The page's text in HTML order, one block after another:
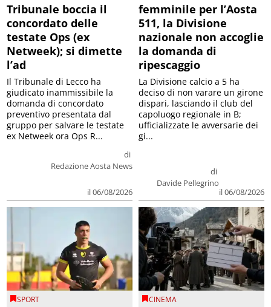
Tribunale boccia il
concordato delle
testate Ops (ex
Netweek); si dimette
l’ad
di
Redazione Aosta News
il 06/08/2026
Il Tribunale di Lecco ha
giudicato inammissibile la
domanda di concordato
preventivo presentata dal
gruppo per salvare le testate
ex Netweek ora Ops R...
femminile per l’Aosta
511, la Divisione
nazionale non accoglie
la domanda di
ripescaggio
di
Davide Pellegrino
il 06/08/2026
La Divisione calcio a 5 ha
deciso di non varare un girone
dispari, lasciando il club del
capoluogo regionale in B;
ufficializzate le avversarie dei
gi...
SPORT CINEMA